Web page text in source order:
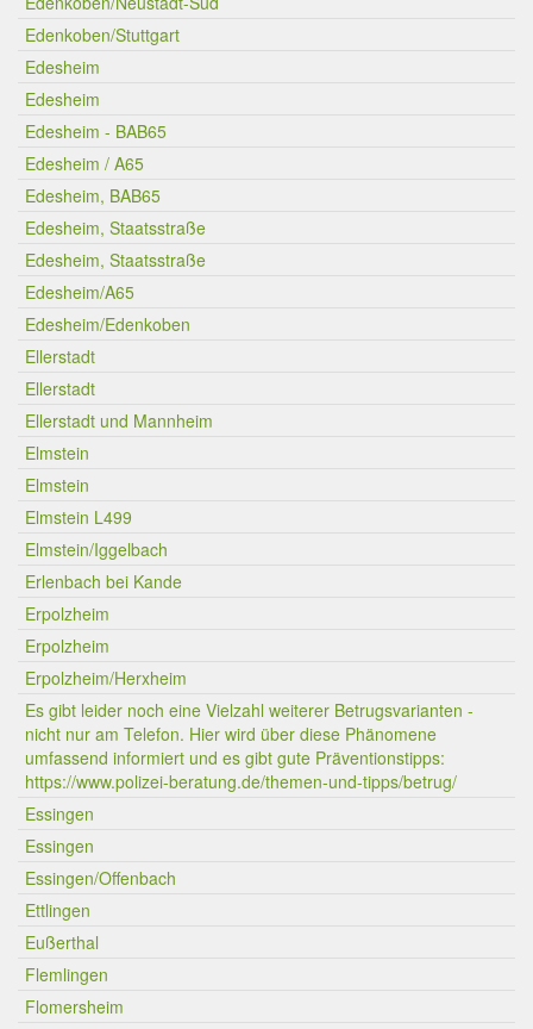
Edenkoben/Stuttgart
Edesheim
Edesheim
Edesheim - BAB65
Edesheim / A65
Edesheim, BAB65
Edesheim, Staatsstraße
Edesheim, Staatsstraße
Edesheim/A65
Edesheim/Edenkoben
Ellerstadt
Ellerstadt
Ellerstadt und Mannheim
Elmstein
Elmstein
Elmstein L499
Elmstein/Iggelbach
Erlenbach bei Kande
Erpolzheim
Erpolzheim
Erpolzheim/Herxheim
Es gibt leider noch eine Vielzahl weiterer Betrugsvarianten -
nicht nur am Telefon. Hier wird über diese Phänomene
umfassend informiert und es gibt gute Präventionstipps:
https://www.polizei-beratung.de/themen-und-tipps/betrug/
Essingen
Essingen
Essingen/Offenbach
Ettlingen
Eußerthal
Flemlingen
Flomersheim